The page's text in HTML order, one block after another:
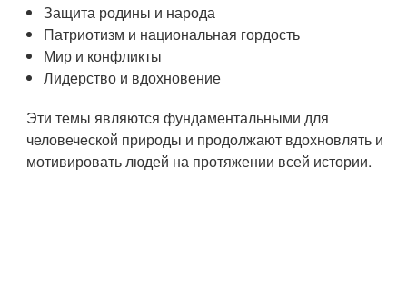
Защита родины и народа
Патриотизм и национальная гордость
Мир и конфликты
Лидерство и вдохновение
Эти темы являются фундаментальными для
человеческой природы и продолжают вдохновлять и
мотивировать людей на протяжении всей истории.